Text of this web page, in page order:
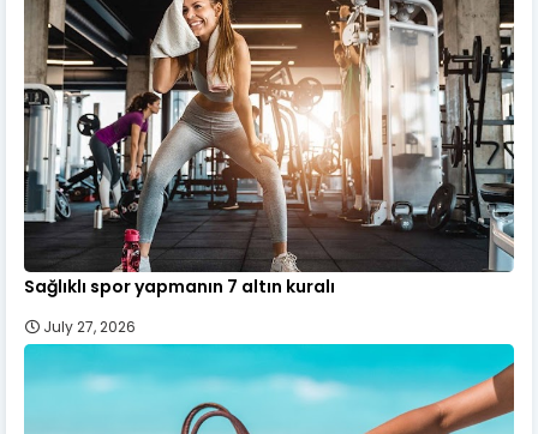
Sağlıklı spor yapmanın 7 altın kuralı
July 27, 2026